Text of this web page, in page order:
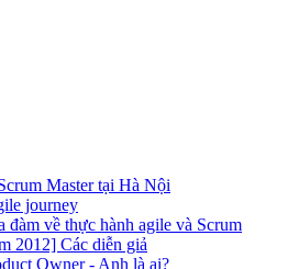
Master tại Hà Nội
journey
đàm về thực hành agile và Scrum
2012] Các diễn giả
Owner - Anh là ai?